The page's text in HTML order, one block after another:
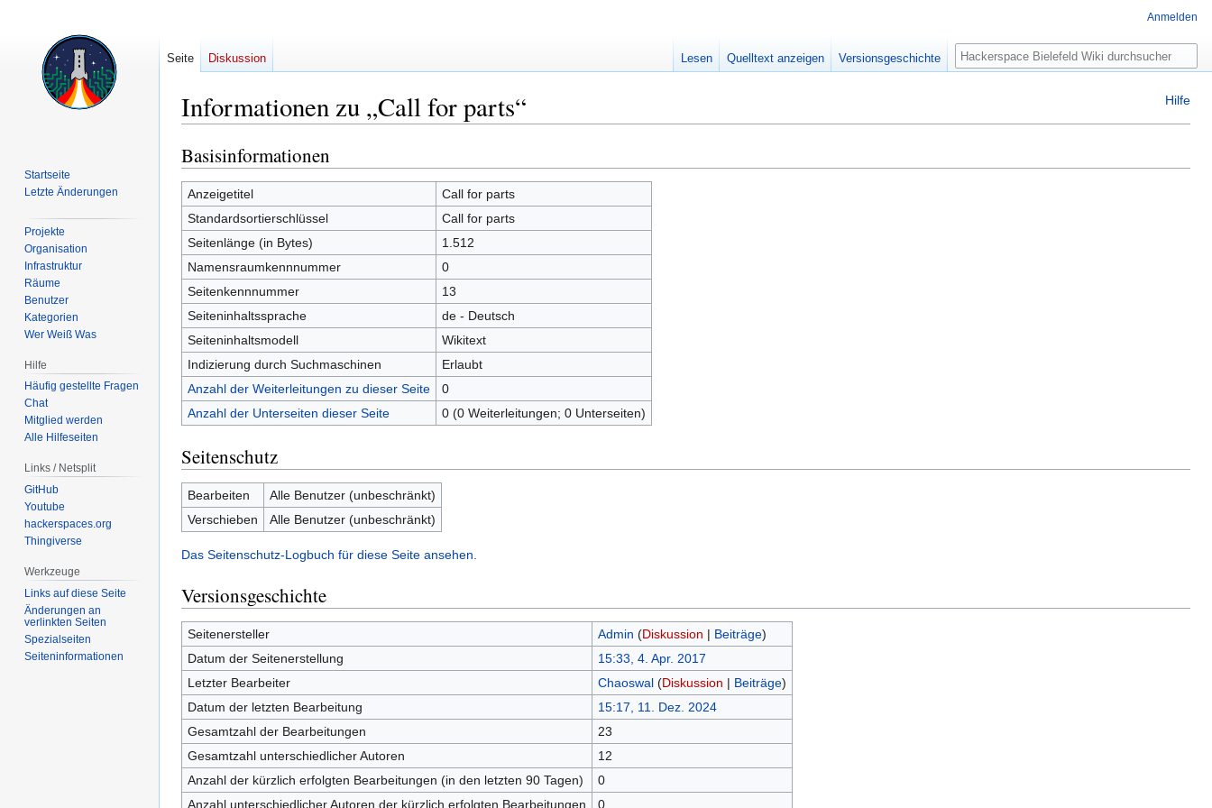
Hilfe
Informationen zu „Call for parts“
Zur
Navigation
springen
Zur
Suche
springen
Basisinformationen
Anzeigetitel
Call for parts
Standardsortierschlüssel
Call for parts
Seitenlänge (in Bytes)
1.512
Namensraumkennnummer
0
Seitenkennnummer
13
Seiteninhaltssprache
de - Deutsch
Seiteninhaltsmodell
Wikitext
Indizierung durch Suchmaschinen
Erlaubt
Anzahl der Weiterleitungen zu dieser Seite
0
Anzahl der Unterseiten dieser Seite
0 (0 Weiterleitungen; 0 Unterseiten)
Seitenschutz
Bearbeiten
Alle Benutzer (unbeschränkt)
Verschieben
Alle Benutzer (unbeschränkt)
Das Seitenschutz-Logbuch für diese Seite ansehen.
Versionsgeschichte
Seitenersteller Admin (Diskussion | Beiträge)
Datum der Seitenerstellung
15:33, 4. Apr. 2017
Letzter Bearbeiter
Chaoswal (Diskussion | Beiträge)
Datum der letzten Bearbeitung
15:17, 11. Dez. 2024
Gesamtzahl der Bearbeitungen
23
Gesamtzahl unterschiedlicher Autoren
12
Anzahl der kürzlich erfolgten Bearbeitungen (in den letzten 90 Tagen)
0
Anzahl unterschiedlicher Autoren der kürzlich erfolgten Bearbeitungen
0
Anmelden
Seite Diskussion Lesen Quelltext anzeigen Versionsgeschichte
Startseite
Letzte Änderungen
Projekte
Organisation
Infrastruktur
Räume
Benutzer
Kategorien
Wer Weiß Was
Hilfe
Häufig gestellte Fragen
Chat
Mitglied werden
Alle Hilfeseiten
Links / Netsplit
GitHub
Youtube
hackerspaces.org
Thingiverse
Werkzeuge
Links auf diese Seite
Änderungen an
verlinkten Seiten
Spezialseiten
Seiten­informationen